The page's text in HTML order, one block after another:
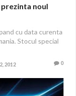
prezinta noul
cu data curenta
Stocul special
2012 0